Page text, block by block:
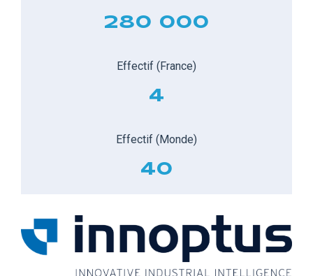
280 000
Effectif (France)
4
Effectif (Monde)
40